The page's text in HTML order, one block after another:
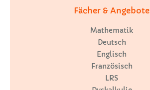
Fächer & Angebote
Mathematik
Deutsch
Englisch
Französisch
LRS